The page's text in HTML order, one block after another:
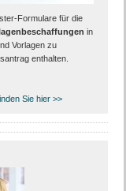
Formulare für die
in
Vorlagen zu
enthalten.
Sie hier >>